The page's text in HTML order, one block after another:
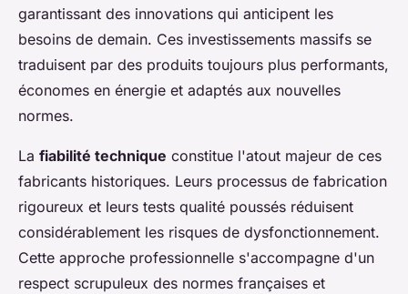
garantissant des innovations qui anticipent les
besoins de demain. Ces investissements massifs se
traduisent par des produits toujours plus performants,
économes en énergie et adaptés aux nouvelles
normes.
La fiabilité technique constitue l'atout majeur de ces
fabricants historiques. Leurs processus de fabrication
rigoureux et leurs tests qualité poussés réduisent
considérablement les risques de dysfonctionnement.
Cette approche professionnelle s'accompagne d'un
respect scrupuleux des normes françaises et